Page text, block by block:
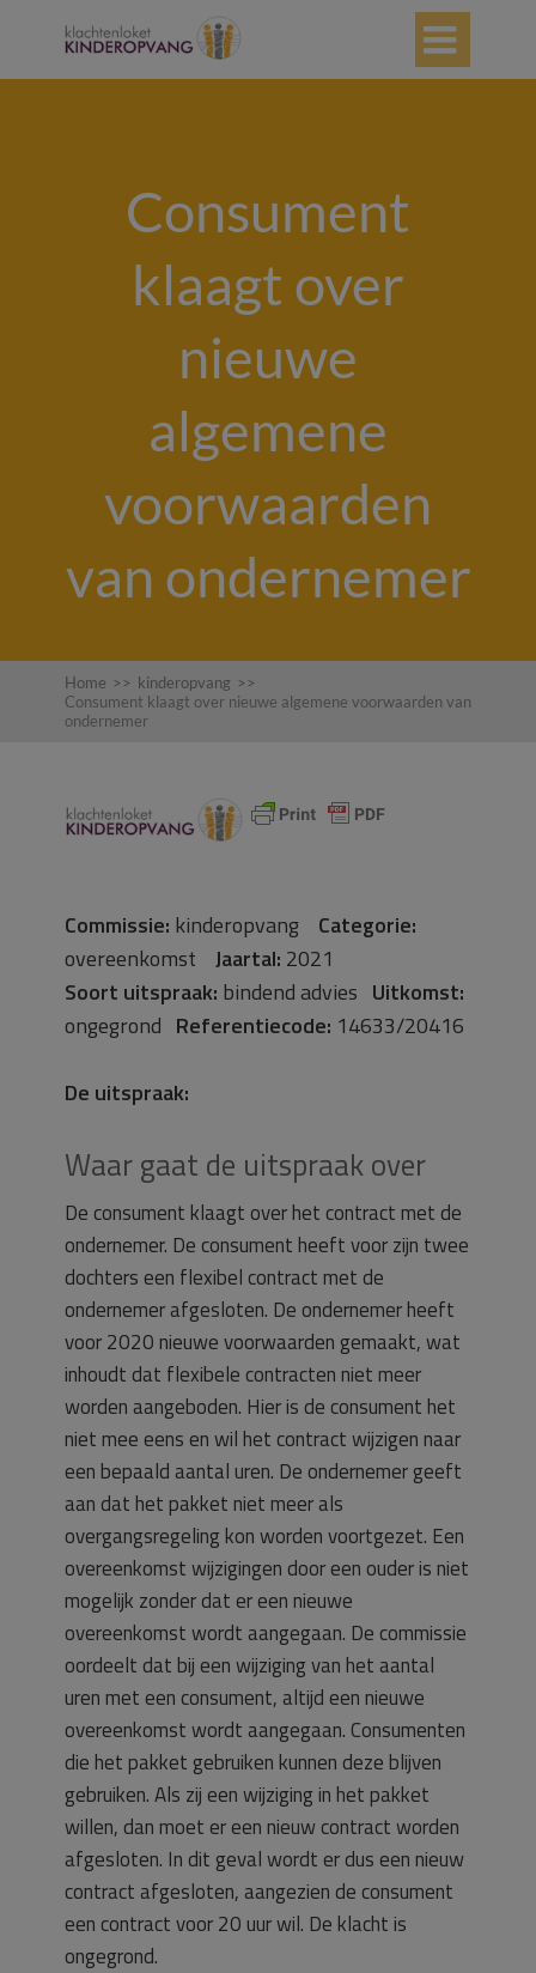

Consument
klaagt over
nieuwe
algemene
voorwaarden
van ondernemer
Home >> kinderopvang >>
Consument klaagt over nieuwe algemene voorwaarden van
ondernemer
Commissie: kinderopvang Categorie:
overeenkomst Jaartal: 2021
Soort uitspraak: bindend advies Uitkomst:
ongegrond Referentiecode: 14633/20416
De uitspraak:
Waar gaat de uitspraak over
De consument klaagt over het contract met de
ondernemer. De consument heeft voor zijn twee
dochters een flexibel contract met de
ondernemer afgesloten. De ondernemer heeft
voor 2020 nieuwe voorwaarden gemaakt, wat
inhoudt dat flexibele contracten niet meer
worden aangeboden. Hier is de consument het
niet mee eens en wil het contract wijzigen naar
een bepaald aantal uren. De ondernemer geeft
aan dat het pakket niet meer als
overgangsregeling kon worden voortgezet. Een
overeenkomst wijzigingen door een ouder is niet
mogelijk zonder dat er een nieuwe
overeenkomst wordt aangegaan. De commissie
oordeelt dat bij een wijziging van het aantal
uren met een consument, altijd een nieuwe
overeenkomst wordt aangegaan. Consumenten
die het pakket gebruiken kunnen deze blijven
gebruiken. Als zij een wijziging in het pakket
willen, dan moet er een nieuw contract worden
afgesloten. In dit geval wordt er dus een nieuw
contract afgesloten, aangezien de consument
een contract voor 20 uur wil. De klacht is
ongegrond.